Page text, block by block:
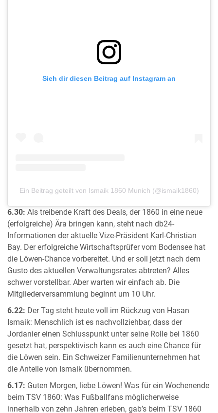
Sieh dir diesen Beitrag auf Instagram an
Ein Beitrag geteilt von Ismaik 1860 Munich (@ismaik1860)
6.30: Als treibende Kraft des Deals, der 1860 in eine neue
(erfolgreiche) Ära bringen kann, steht nach db24-
Informationen der aktuelle Vize-Präsident Karl-Christian
Bay. Der erfolgreiche Wirtschaftsprüfer vom Bodensee hat
die Löwen-Chance vorbereitet. Und er soll jetzt nach dem
Gusto des aktuellen Verwaltungsrates abtreten? Alles
schwer vorstellbar. Aber warten wir einfach ab. Die
Mitgliederversammlung beginnt um 10 Uhr.
6.22: Der Tag steht heute voll im Rückzug von Hasan
Ismaik: Menschlich ist es nachvollziehbar, dass der
Jordanier einen Schlusspunkt unter seine Rolle bei 1860
gesetzt hat, perspektivisch kann es auch eine Chance für
die Löwen sein. Ein Schweizer Familienunternehmen hat
die Anteile von Ismaik übernommen.
6.17: Guten Morgen, liebe Löwen! Was für ein Wochenende
beim TSV 1860: Was Fußballfans möglicherweise
innerhalb von zehn Jahren erleben, gab’s beim TSV 1860